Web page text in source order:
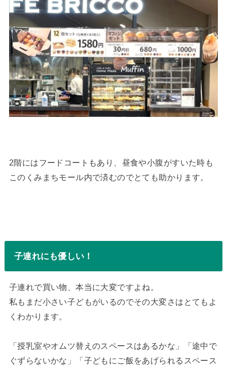
2階にはフードコートもあり、昼食や小腹がすいた時も
このくみまちモール内で済むのでとても助かります。
子連れにも優しい！
子連れで買い物、本当に大変ですよね。
私もまだ小さい子どもがいるのでその大変さはとてもよ
くわかります。
「授乳室やオムツ替えのスペースはあるかな」「途中で
ぐずらないかな」「子どもにご飯をあげられるスペース